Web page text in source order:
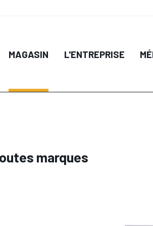
MAGASIN L'ENTREPRISE
marques
AJOUTER AU PANIER